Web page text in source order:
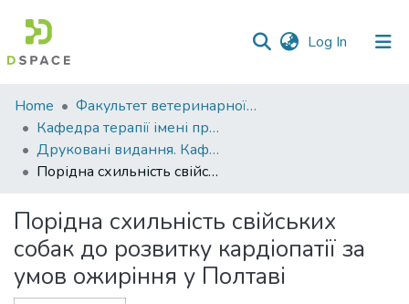
Log In (current)
Communities
&
Collections
All of DSpace
Statistics
Home
Факультет ветеринарної медицини
Кафедра терапії імені професора П. І. Локеса
Друковані видання. Кафедра терапії імені професора П. І. Локеса
Порідна схильність свійських собак до розвитку кардіопатії за умов ожиріння у Полтаві
Порідна схильність свійських
собак до розвитку кардіопатії за
умов ожиріння у Полтаві